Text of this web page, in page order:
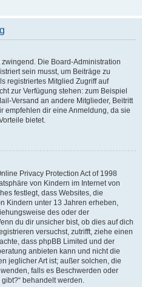
Die Board-Administration
sein musst, um Beiträge zu
registriertes Mitglied Zugriff auf
zur Verfügung stehen: zum Beispiel
Versand an andere Mitglieder, Beitritt
empfehlen dir eine Anmeldung, da sie
bietet.
Privacy Protection Act of 1998
von Kindern im Internet von
festlegt, dass Websites, die
Kindern unter 13 Jahren erheben,
des oder der
du dir unsicher bist, ob dies auf dich
versuchst, zutrifft, ziehe einen
dass phpBB Limited und der
anbieten kann und nicht die
jeglicher Art ist; außer solchen, die
falls es Beschwerden oder
behandelt werden.